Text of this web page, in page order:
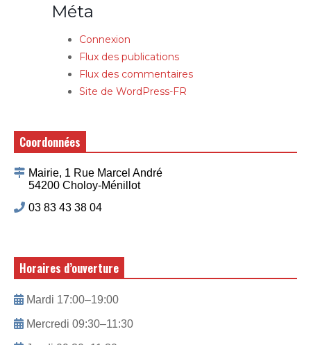
Méta
Connexion
Flux des publications
Flux des commentaires
Site de WordPress-FR
Coordonnées
Mairie, 1 Rue Marcel André
54200 Choloy-Ménillot
03 83 43 38 04
Horaires d’ouverture
Mardi 17:00–19:00
Mercredi 09:30–11:30